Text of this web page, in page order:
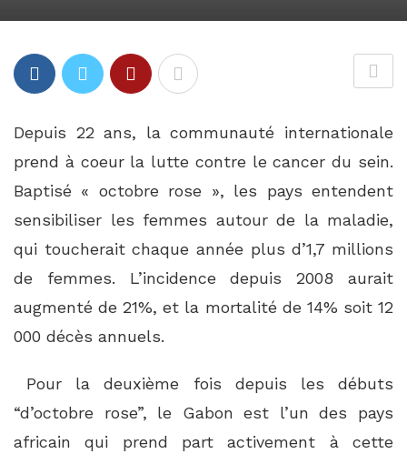
Depuis 22 ans, la communauté internationale
prend à coeur la lutte contre le cancer du sein.
Baptisé « octobre rose », les pays entendent
sensibiliser les femmes autour de la maladie,
qui toucherait chaque année plus d’1,7 millions
de femmes. L’incidence depuis 2008 aurait
augmenté de 21%, et la mortalité de 14% soit 12
000 décès annuels.
Pour la deuxième fois depuis les débuts
“d’octobre rose”, le Gabon est l’un des pays
africain qui prend part activement à cette